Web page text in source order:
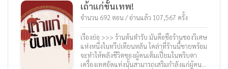
เถ้าแก่ขั้นเทพ!
จำนวน 692 ตอน / อ่านแล้ว 107,567 ครั้ง
เรื่องย่อ >>> ร้านต้นตำรับ มันคือชื่อร้านของวิเศษ
แห่งหนึ่งในทวีปเทียนหลัน โคล่าที่ร้านนี้ขายพร้อม
จะทำให้พลังชีวิตของผู้คนเต็มเปี่ยมในพริบตา
เครื่องเทศอัดแท่งนั้นสามารถเสริมกำลังแก่ผู้คน